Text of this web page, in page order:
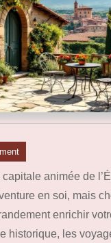
animée de
en soi, mais
enrichir
historique, les